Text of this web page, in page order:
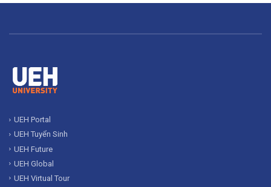
UEH Portal
UEH Tuyển Sinh
UEH Future
UEH Global
UEH Virtual Tour